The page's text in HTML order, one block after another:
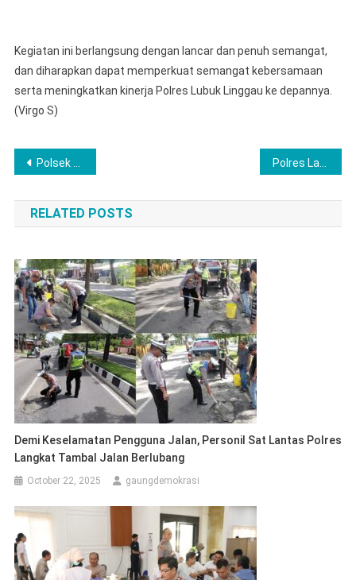
Kegiatan ini berlangsung dengan lancar dan penuh semangat,
dan diharapkan dapat memperkuat semangat kebersamaan
serta meningkatkan kinerja Polres Lubuk Linggau ke depannya.
(Virgo S)
Post
navigation
Polsek Timur, Polres Lubuklinggau Sinergi Dengan Sektor Pertanian Mendukung Ketahanan Pangan Nasional
RELATED POSTS
Demi Keselamatan Pengguna Jalan, Personil Sat Lantas Polres
Langkat Tambal Jalan Berlubang
October 22, 2025 gaungdemokrasi